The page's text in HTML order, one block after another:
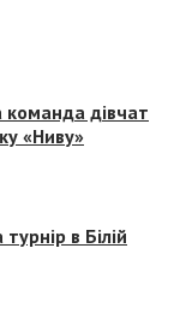
команда дівчат
«Ниву»
в Білій